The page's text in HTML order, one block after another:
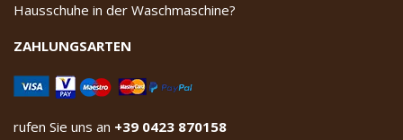
Hausschuhe in der Waschmaschine?
ZAHLUNGSARTEN
rufen Sie uns an +39 0423 870158